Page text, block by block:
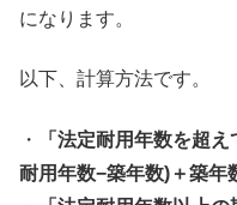
になります。
以下、計算方法です。
・
「法定耐用年数を超
耐用年数−築年数)＋築年